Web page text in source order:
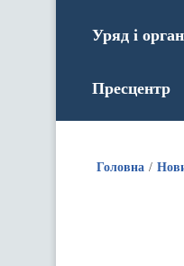
Уряд і
Пресцентр
Головна